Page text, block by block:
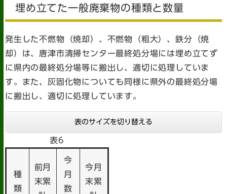
埋め立てた一般廃棄物の種類と数量
発生した不燃物（焼却）、不燃物（粗大）、鉄分（焼
却）は、唐津市清掃センター最終処分場には埋め立てず
に県内の最終処分場等に搬出し、適切に処理していま
す。また、灰固化物についても同様に県外の最終処分場
に搬出し、適切に処理しています。
表のサイズを切り替える
表6
種
類
前月
末累
今
月
数
今月
末累